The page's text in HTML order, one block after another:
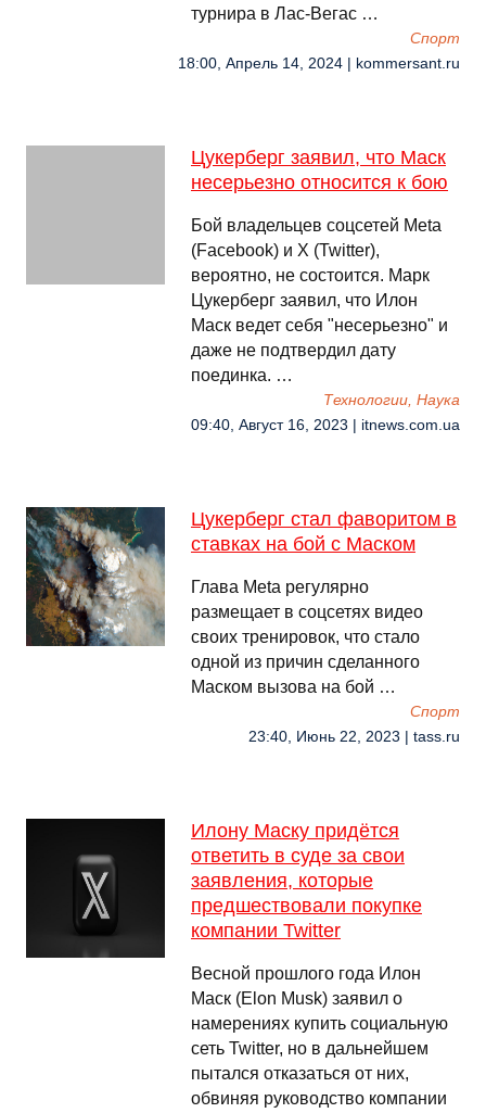
турнира в Лас-Вегас …
Спорт
18:00, Апрель 14, 2024 | kommersant.ru
Цукерберг заявил, что Маск
несерьезно относится к бою
Бой владельцев соцсетей Meta
(Facebook) и X (Twitter),
вероятно, не состоится. Марк
Цукерберг заявил, что Илон
Маск ведет себя "несерьезно" и
даже не подтвердил дату
поединка. …
Технологии, Наука
09:40, Август 16, 2023 | itnews.com.ua
Цукерберг стал фаворитом в
ставках на бой с Маском
Глава Meta регулярно
размещает в соцсетях видео
своих тренировок, что стало
одной из причин сделанного
Маском вызова на бой …
Спорт
23:40, Июнь 22, 2023 | tass.ru
Илону Маску придётся
ответить в суде за свои
заявления, которые
предшествовали покупке
компании Twitter
Весной прошлого года Илон
Маск (Elon Musk) заявил о
намерениях купить социальную
сеть Twitter, но в дальнейшем
пытался отказаться от них,
обвиняя руководство компании